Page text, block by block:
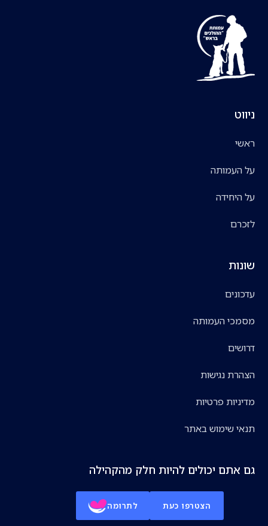
ניווט
ראשי
על העמותה
על היחידה
לזכרם
שונות
עדכונים
מסמכי העמותה
דרושים
הצהרת נגישות
מדיניות פרטיות
תנאי שימוש באתר
גם אתם יכולים להיות חלק מהקהילה
הצטרפו כעת לתרומה